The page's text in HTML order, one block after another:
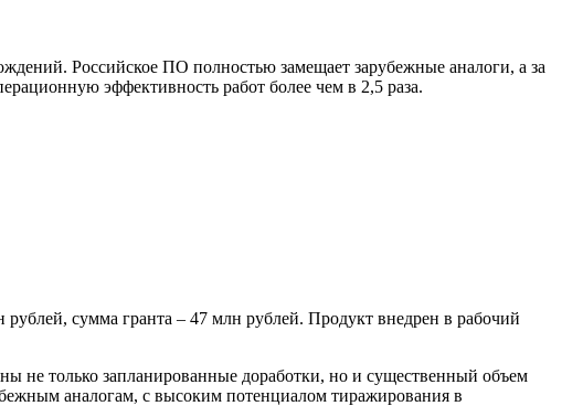
Российское ПО полностью замещает зарубежные аналоги, а за
эффективность работ более чем в 2,5 раза.
сумма гранта – 47 млн рублей. Продукт внедрен в рабочий
не только запланированные доработки, но и существенный объем
аналогам, с высоким потенциалом тиражирования в